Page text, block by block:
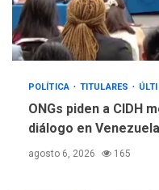
POLÍTICA TITULARES
ONGs piden a CIDH
diálogo en Venezuela
agosto 6, 2026 165